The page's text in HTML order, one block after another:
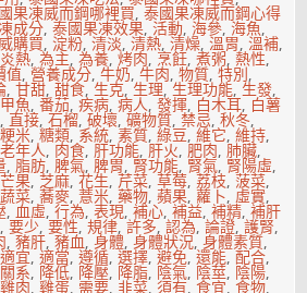
果凍威而鋼哪裡買,泰國果凍威而鋼心得
成分,泰國果凍效果,活動,海參,海魚,
購買, 淀粉,清淡,清熱,清燥,溫胃,溫補,
炎熱,為主,為養,烤肉, 烹飪,煮粥,熱性,
值,營養成分,牛奶,牛肉,物質,特別,
,甘甜,甜食,生克,生理,生理功能,生發,
甲魚,番茄,疾病,病人,發揮, 白木耳, 白薯
,直接,石榴,破壞,礦物質,禁忌,秋冬,
粳米,糖類, 系統,素質,綠豆,維它,維持,
老年人, 肉食,肝功能,肝火,肥肉,肺臟,
,脂肪,脾氣,脾胃, 腎功能, 腎氣, 腎陽虛,
芒果,芝麻,花生,芹菜,草莓,荔枝,菠菜,
蔬菜,蕎麥,薏米,藥物,蘋果,蘿卜,虛實,
,血虛,行為,表現,補心,補益,補精,補肝
,要少,要性,規律,許多,認為,論證,護腎,
,豬肝,豬血,身體,身體狀況,身體素質,
適宜,適當,遵循,選擇,避免,還能,配合,
關系, 降低, 降壓, 降脂, 陰氣, 陰莖, 陰陽,
雞肉,雞蛋, 需要,韭菜,須有,食宜,食物,